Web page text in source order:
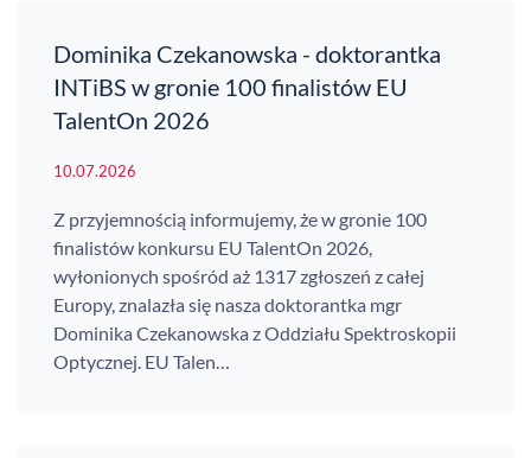
Dominika Czekanowska - doktorantka
INTiBS w gronie 100 finalistów EU
TalentOn 2026
10.07.2026
Z przyjemnością informujemy, że w gronie 100
finalistów konkursu EU TalentOn 2026,
wyłonionych spośród aż 1317 zgłoszeń z całej
Europy, znalazła się nasza doktorantka mgr
Dominika Czekanowska z Oddziału Spektroskopii
Optycznej. EU Talen…